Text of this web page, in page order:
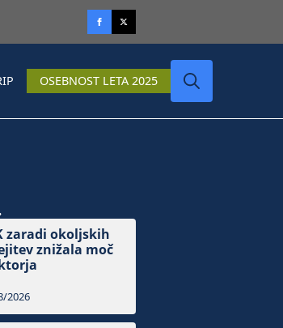
OSEBNOST LETA 2025
zaradi okoljskih
znižala moč
2026